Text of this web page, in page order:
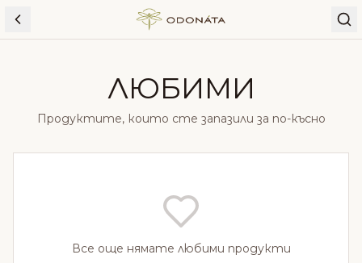
Skip to content
ЛЮБИМИ
Продуктите, които сте запазили за по-късно
Все още нямате любими продукти